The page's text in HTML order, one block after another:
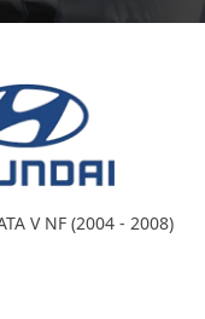
V NF (2004 - 2008)